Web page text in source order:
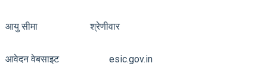
आयु सीमा श्रेणीवार
आवेदन वेबसाइट esic.gov.in